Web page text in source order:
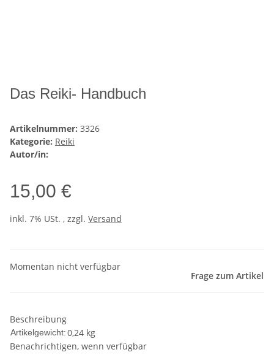
Das Reiki- Handbuch
Artikelnummer: 3326
Kategorie: Reiki
Autor/in:
15,00 €
inkl. 7% USt. , zzgl. Versand
Momentan nicht verfügbar
Frage zum Artikel
Beschreibung
Artikelgewicht:0,24 kg
Benachrichtigen, wenn verfügbar